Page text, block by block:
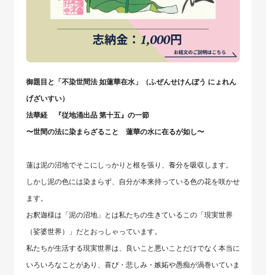
⁡御題目と「不染世間法 如蓮華在水」（ふぜんせけんぼう にょれん
げざいすい）
法華経 『従地涌出品 第十五』の一節
〜世間の法に染まらざること 蓮華の水に在るが如し〜
蓮は泥の沼地でそこにしっかりと根を張り、養分を吸収します。
しかし泥の色には染まらず、自分が本来持っている色の花を咲かせ
ます。
お釈迦様は「泥の沼地」とは私たちの生きているこの「現実世界
（娑婆世界）」だとおっしゃっています。
私たちが生活する現実世界は、良いこと悪いことだけでなく本当に
いろいろなことがあり、喜び・悲しみ・嫉妬や愚痴が渦巻いていま